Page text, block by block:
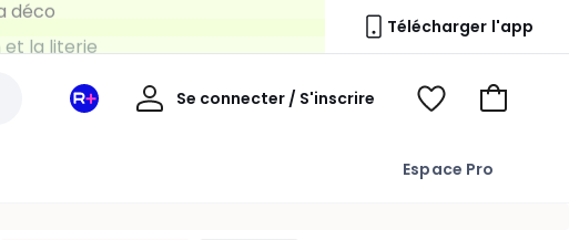
Télécharger l'app
Espace Pro
Mon
Se connecter / S'inscrire
Mon
Voir
Voir